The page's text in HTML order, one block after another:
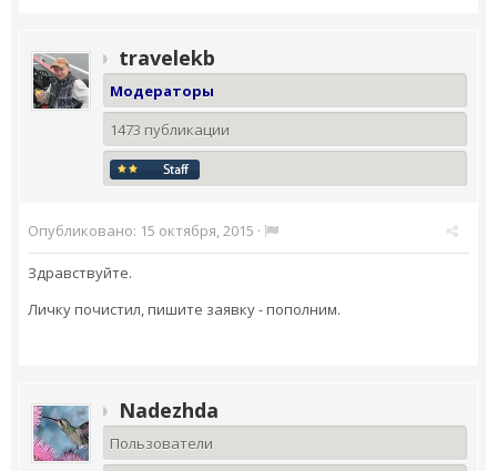
travelekb
Модераторы
1473 публикации
Опубликовано: 15 октября, 2015 ·
Здравствуйте.
Личку почистил, пишите заявку - пополним.
Nadezhda
Пользователи